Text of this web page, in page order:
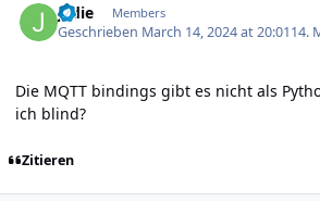
jedie Members
Geschrieben March 14, 2024 at 20:0114.
Die MQTT bindings gibt es nicht als
ich blind?
Zitieren